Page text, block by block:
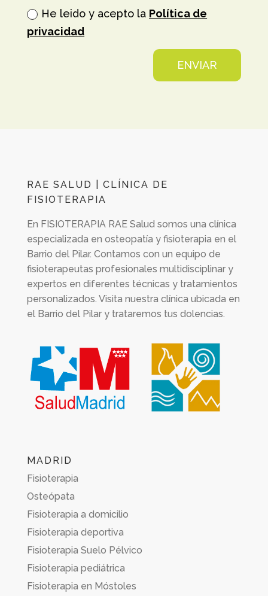
He leido y acepto la Política de
privacidad
ENVIAR
RAE SALUD | CLÍNICA DE
FISIOTERAPIA
En FISIOTERAPIA RAE Salud somos una clínica
especializada en osteopatía y fisioterapia en el
Barrio del Pilar. Contamos con un equipo de
fisioterapeutas profesionales multidisciplinar y
expertos en diferentes técnicas y tratamientos
personalizados. Visita nuestra clínica ubicada en
el Barrio del Pilar y trataremos tus dolencias.
MADRID
Fisioterapia
Osteópata
Fisioterapia a domicilio
Fisioterapia deportiva
Fisioterapia Suelo Pélvico
Fisioterapia pediátrica
Fisioterapia en Móstoles